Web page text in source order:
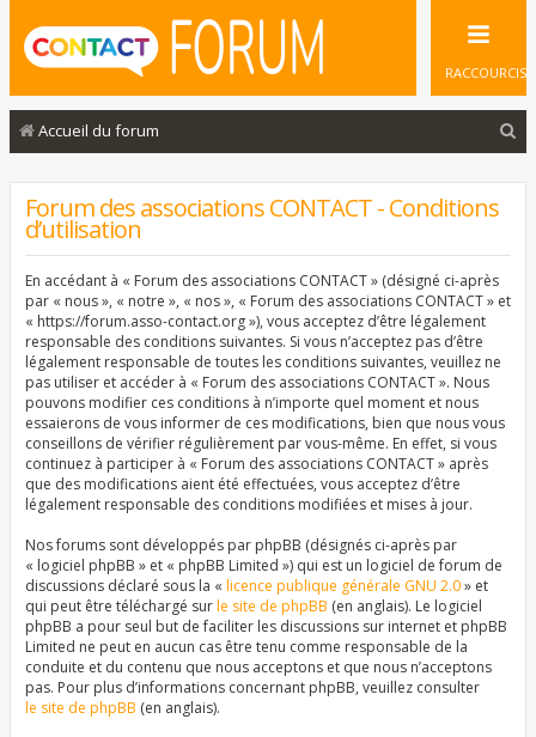
RACCOURCIS
Accueil du forum
Forum des associations CONTACT - Conditions
d’utilisation
En accédant à « Forum des associations CONTACT » (désigné ci-après
par « nous », « notre », « nos », « Forum des associations CONTACT » et
« https://forum.asso-contact.org »), vous acceptez d’être légalement
responsable des conditions suivantes. Si vous n’acceptez pas d’être
légalement responsable de toutes les conditions suivantes, veuillez ne
pas utiliser et accéder à « Forum des associations CONTACT ». Nous
pouvons modifier ces conditions à n’importe quel moment et nous
essaierons de vous informer de ces modifications, bien que nous vous
conseillons de vérifier régulièrement par vous-même. En effet, si vous
continuez à participer à « Forum des associations CONTACT » après
que des modifications aient été effectuées, vous acceptez d’être
légalement responsable des conditions modifiées et mises à jour.
Nos forums sont développés par phpBB (désignés ci-après par
« logiciel phpBB » et « phpBB Limited ») qui est un logiciel de forum de
discussions déclaré sous la « licence publique générale GNU 2.0» et
qui peut être téléchargé surle site de phpBB (en anglais). Le logiciel
phpBB a pour seul but de faciliter les discussions sur internet et phpBB
Limited ne peut en aucun cas être tenu comme responsable de la
conduite et du contenu que nous acceptons et que nous n’acceptons
pas. Pour plus d’informations concernant phpBB, veuillez consulter
le site de phpBB (en anglais).